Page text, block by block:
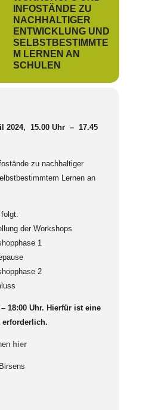
INFOSTÄNDE ZU
NACHHALTIGER
ENTWICKLUNG UND
SELBSTBESTIMMTE
M LERNEN AN
SCHULEN
2024, 15.00 Uhr – 17.45
zu nachhaltiger
Lernen an
der Workshops
1
2
18:00 Uhr. Hierfür ist eine
hier